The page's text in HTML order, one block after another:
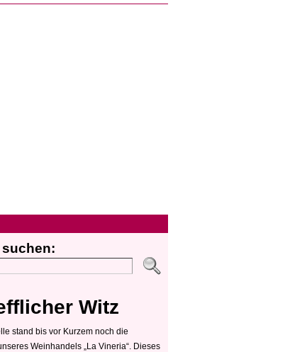
Witz
stand bis vor Kurzem noch die
Weinhandels „La Vineria“. Dieses